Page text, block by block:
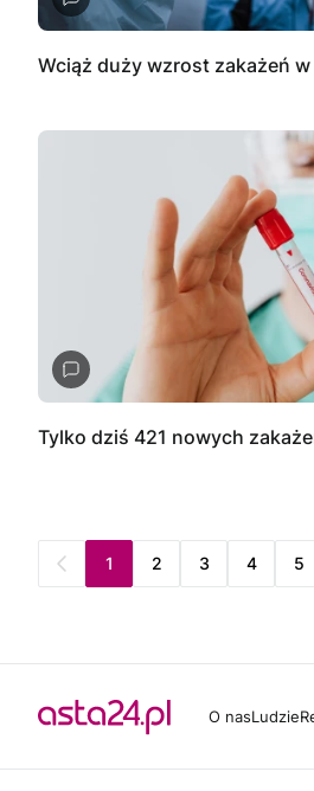
Wciąż duży wzrost zakażeń
Tylko dziś 421 nowych
1 2 3 4 5
O nasLudzie